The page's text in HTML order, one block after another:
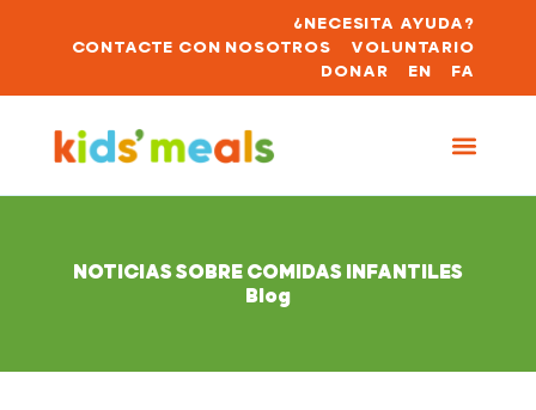
¿NECESITA AYUDA?
CONTACTE CON NOSOTROS
VOLUNTARIO
DONAR
EN FA
NOTICIAS SOBRE COMIDAS INFANTILES
Blog